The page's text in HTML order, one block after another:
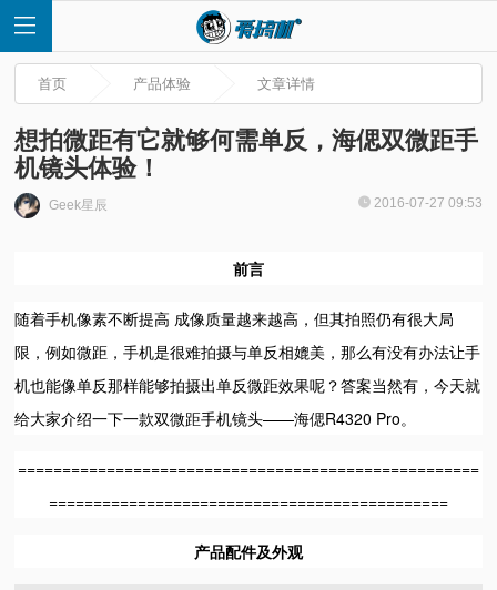
首
快
讯
评
测
首页 产品体验 文章详情
想拍微距有它就够何需单反，海偲双微距手
机镜头体验！
Geek星辰 2016-07-27 09:53
前言
随着手机像素不断提高 成像质量越来越高，但其拍照仍有很大局
限，例如微距，手机是很难拍摄与单反相媲美，那么有没有办法让手
机也能像单反那样能够拍摄出单反微距效果呢？答案当然有，今天就
给大家介绍一下一款双微距手机镜头——海偲R4320 Pro。
====================================================
=============================================
产品配件及外观